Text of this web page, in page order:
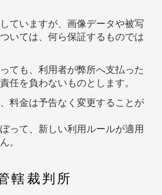
ていますが、画像データや被写
いては、何ら保証するものでは
ても、利用者が弊所へ支払った
任を負わないものとします。
料金は予告なく変更することが
って、新しい利用ルールが適用
。
轄裁判所